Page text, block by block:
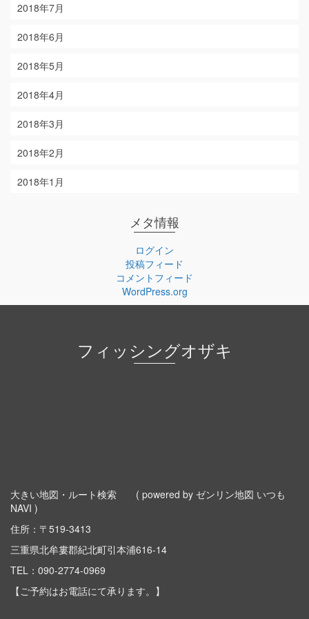
2018年7月
2018年6月
2018年5月
2018年4月
2018年3月
2018年2月
2018年1月
メタ情報
ログイン
投稿フィード
コメントフィード
WordPress.org
フィッシングオザキ
大きい地図・ルート検索
( powered by ゼンリン地図 いつも
NAVI )
住所：〒519-3413
三重県北牟婁郡紀北町引本浦616-14
TEL： 090-2774-0969
【ご予約はお電話にて承ります。】